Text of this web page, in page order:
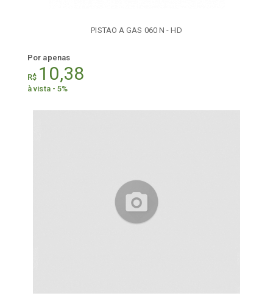
PISTAO A GAS 060 N - HD
Por apenas
R$ 10,38
à vista - 5%